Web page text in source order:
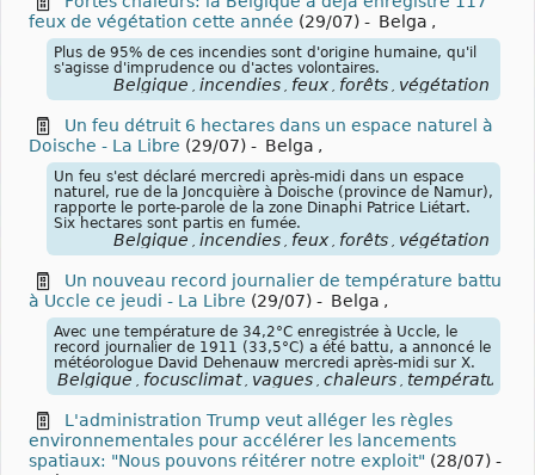
feux de végétation cette année (29/07) - Belga ,
Plus de 95% de ces incendies sont d'origine humaine, qu'il
s'agisse d'imprudence ou d'actes volontaires.
Belgique incendies feux forêts végétation
Un feu détruit 6 hectares dans un espace naturel à
Doische - La Libre (29/07) - Belga ,
Un feu s'est déclaré mercredi après-midi dans un espace
naturel, rue de la Joncquière à Doische (province de Namur),
rapporte le porte-parole de la zone Dinaphi Patrice Liétart.
Six hectares sont partis en fumée.
Belgique incendies feux forêts végétation
Un nouveau record journalier de température battu
à Uccle ce jeudi - La Libre (29/07) - Belga ,
Avec une température de 34,2°C enregistrée à Uccle, le
record journalier de 1911 (33,5°C) a été battu, a annoncé le
météorologue David Dehenauw mercredi après-midi sur X.
Belgique focusclimat vagues chaleurs températures
L'administration Trump veut alléger les règles
environnementales pour accélérer les lancements
spatiaux: "Nous pouvons réitérer notre exploit" (28/07) -